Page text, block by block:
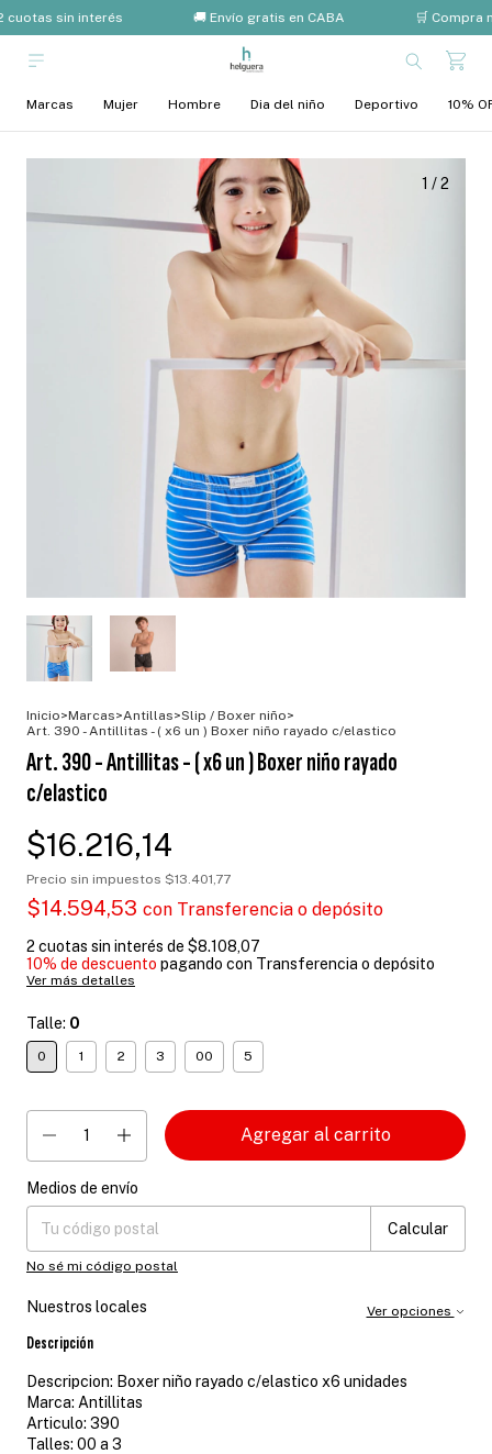
cuotas sin interés 🚚 Envío gratis en CABA 🛒 Compra
Marcas Mujer Hombre Dia del niño Deportivo 10%
1 /2
Inicio>Marcas>Antillas>Slip / Boxer niño>
Art. 390 - Antillitas - ( x6 un ) Boxer niño rayado c/elastico
Art. 390 - Antillitas - ( x6 un ) Boxer niño rayado
c/elastico
$16.216,14
Precio sin impuestos $13.401,77
$14.594,53 con Transferencia o depósito
2 cuotas sin interés de $8.108,07
10% de descuento pagando con Transferencia o depósito
Ver más detalles
Talle: 0
0 1 2 3 00 5
Entregas para el CP:
Medios de envío
Calcular
No sé mi código postal
Nuestros locales Ver opciones
Descripción
Descripcion: Boxer niño rayado c/elastico x6 unidades
Marca: Antillitas
Articulo: 390
Talles: 00 a 3